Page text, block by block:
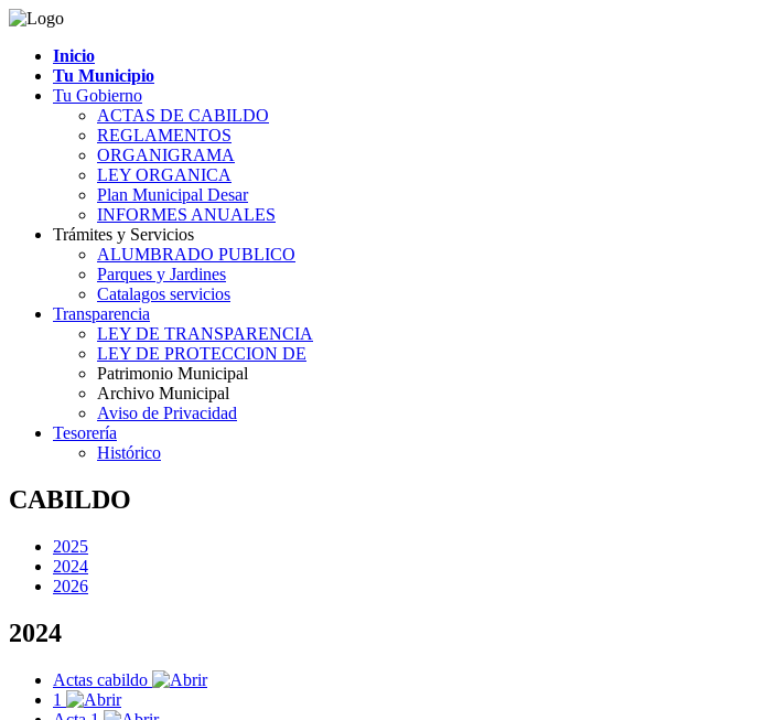
Inicio
Tu Municipio
Tu Gobierno
ACTAS DE CABILDO
REGLAMENTOS
ORGANIGRAMA
LEY ORGANICA
Plan Municipal Desar
INFORMES ANUALES
Trámites y Servicios
ALUMBRADO PUBLICO
Parques y Jardines
Catalagos servicios
Transparencia
LEY DE TRANSPARENCIA
LEY DE PROTECCION DE
Patrimonio Municipal
Archivo Municipal
Aviso de Privacidad
Tesorería
Histórico
CABILDO
2025
2024
2026
2024
Actas cabildo
1